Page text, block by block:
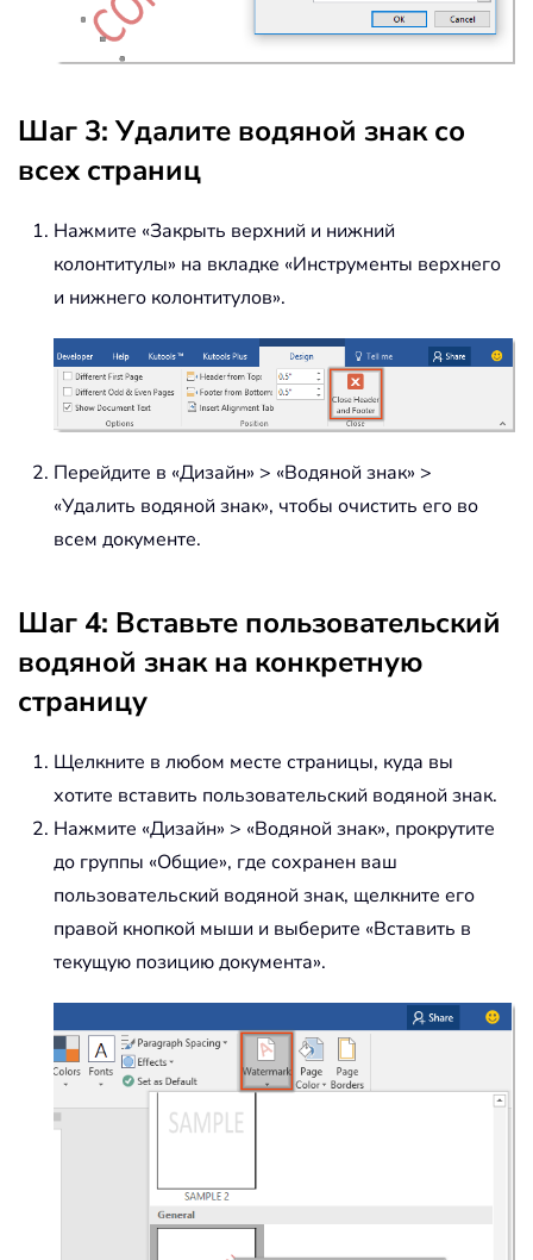
Шаг 3: Удалите водяной знак со
всех страниц
Нажмите «Закрыть верхний и нижний
колонтитулы» на вкладке «Инструменты верхнего
и нижнего колонтитулов».
Перейдите в «Дизайн» > «Водяной знак» >
«Удалить водяной знак», чтобы очистить его во
всем документе.
Шаг 4: Вставьте пользовательский
водяной знак на конкретную
страницу
Щелкните в любом месте страницы, куда вы
хотите вставить пользовательский водяной знак.
Нажмите «Дизайн» > «Водяной знак», прокрутите
до группы «Общие», где сохранен ваш
пользовательский водяной знак, щелкните его
правой кнопкой мыши и выберите «Вставить в
текущую позицию документа».